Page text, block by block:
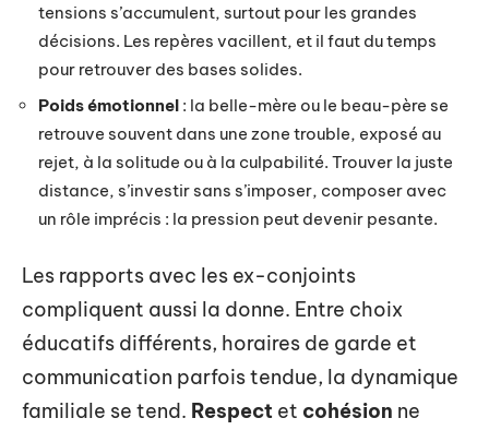
tensions s’accumulent, surtout pour les grandes
décisions. Les repères vacillent, et il faut du temps
pour retrouver des bases solides.
Poids émotionnel : la belle-mère ou le beau-père se
retrouve souvent dans une zone trouble, exposé au
rejet, à la solitude ou à la culpabilité. Trouver la juste
distance, s’investir sans s’imposer, composer avec
un rôle imprécis : la pression peut devenir pesante.
Les rapports avec les ex-conjoints
compliquent aussi la donne. Entre choix
éducatifs différents, horaires de garde et
communication parfois tendue, la dynamique
familiale se tend. Respect et cohésion ne